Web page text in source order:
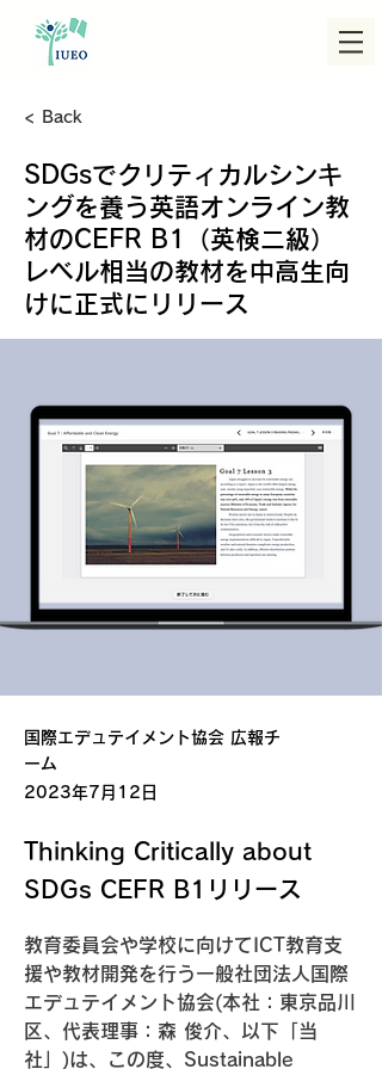
< Back
SDGsでクリティカルシンキ
ングを養う英語オンライン教
材のCEFR B1（英検二級）
レベル相当の教材を中高生向
けに正式にリリース
国際エデュテイメント協会 広報チ
ーム
2023年7月12日
Thinking Critically about
SDGs CEFR B1リリース
教育委員会や学校に向けてICT教育支
援や教材開発を行う一般社団法人国際
エデュテイメント協会(本社：東京品川
区、代表理事：森 俊介、以下「当
社」)は、この度、Sustainable